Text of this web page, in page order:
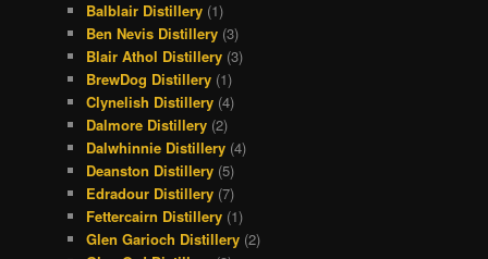
Balblair Distillery (1)
Ben Nevis Distillery (3)
Blair Athol Distillery (3)
BrewDog Distillery (1)
Clynelish Distillery (4)
Dalmore Distillery (2)
Dalwhinnie Distillery (4)
Deanston Distillery (5)
Edradour Distillery (7)
Fettercairn Distillery (1)
Glen Garioch Distillery (2)